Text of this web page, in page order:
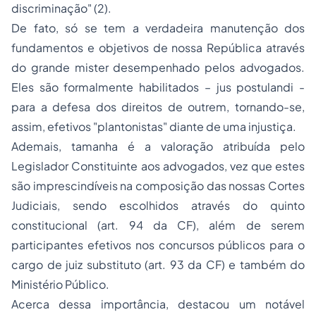
discriminação" (2).
De fato, só se tem a verdadeira manutenção dos
fundamentos e objetivos de nossa República através
do grande mister desempenhado pelos advogados.
Eles são formalmente habilitados – jus postulandi -
para a defesa dos direitos de outrem, tornando-se,
assim, efetivos "plantonistas" diante de uma injustiça.
Ademais, tamanha é a valoração atribuída pelo
Legislador Constituinte aos advogados, vez que estes
são imprescindíveis na composição das nossas Cortes
Judiciais, sendo escolhidos através do quinto
constitucional (art. 94 da CF), além de serem
participantes efetivos nos concursos públicos para o
cargo de juiz substituto (art. 93 da CF) e também do
Ministério Público.
Acerca dessa importância, destacou um notável